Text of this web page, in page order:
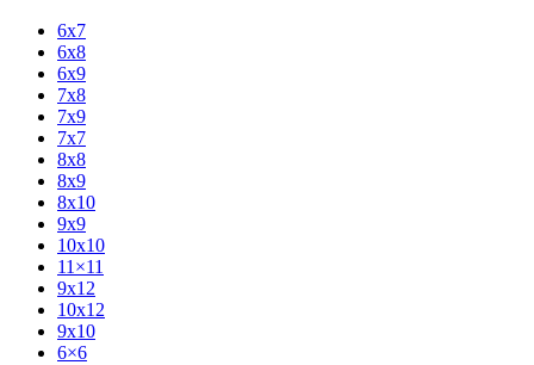
6x7
6x8
6x9
7x8
7x9
7x7
8x8
8x9
8x10
9x9
10x10
11×11
9x12
10x12
9x10
6×6